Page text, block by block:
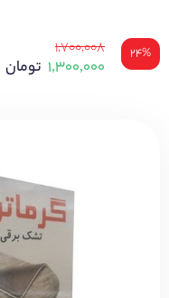
۲۴% ۱,۷۰۰,۰۰۸
۱,۳۰۰,۰۰۰ تومان